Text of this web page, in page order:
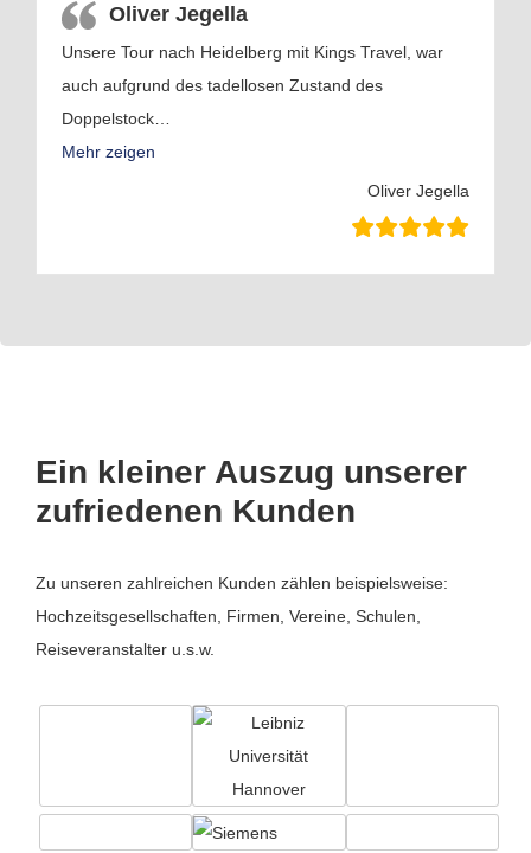
Oliver Jegella
Unsere Tour nach Heidelberg mit Kings Travel, war
auch aufgrund des tadellosen Zustand des
Doppelstock
Mehr zeigen
Oliver Jegella
Ein kleiner Auszug unserer
zufriedenen Kunden
Zu unseren zahlreichen Kunden zählen beispielsweise:
Hochzeitsgesellschaften, Firmen, Vereine, Schulen,
Reiseveranstalter u.s.w.